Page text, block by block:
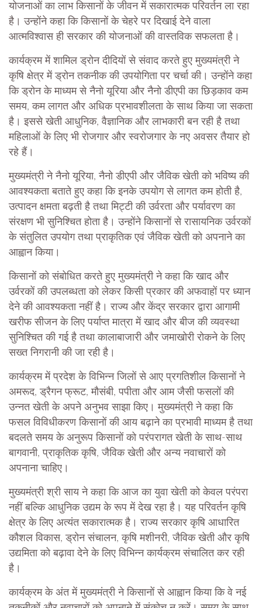
योजनाओं का लाभ किसानों के जीवन में सकारात्मक परिवर्तन ला रहा
है। उन्होंने कहा कि किसानों के चेहरे पर दिखाई देने वाला
आत्मविश्वास ही सरकार की योजनाओं की वास्तविक सफलता है।
कार्यक्रम में शामिल ड्रोन दीदियों से संवाद करते हुए मुख्यमंत्री ने
कृषि क्षेत्र में ड्रोन तकनीक की उपयोगिता पर चर्चा की। उन्होंने कहा
कि ड्रोन के माध्यम से नैनो यूरिया और नैनो डीएपी का छिड़काव कम
समय, कम लागत और अधिक प्रभावशीलता के साथ किया जा सकता
है। इससे खेती आधुनिक, वैज्ञानिक और लाभकारी बन रही है तथा
महिलाओं के लिए भी रोजगार और स्वरोजगार के नए अवसर तैयार हो
रहे हैं।
मुख्यमंत्री ने नैनो यूरिया, नैनो डीएपी और जैविक खेती को भविष्य की
आवश्यकता बताते हुए कहा कि इनके उपयोग से लागत कम होती है,
उत्पादन क्षमता बढ़ती है तथा मिट्टी की उर्वरता और पर्यावरण का
संरक्षण भी सुनिश्चित होता है। उन्होंने किसानों से रासायनिक उर्वरकों
के संतुलित उपयोग तथा प्राकृतिक एवं जैविक खेती को अपनाने का
आह्वान किया।
किसानों को संबोधित करते हुए मुख्यमंत्री ने कहा कि खाद और
उर्वरकों की उपलब्धता को लेकर किसी प्रकार की अफवाहों पर ध्यान
देने की आवश्यकता नहीं है। राज्य और केंद्र सरकार द्वारा आगामी
खरीफ सीजन के लिए पर्याप्त मात्रा में खाद और बीज की व्यवस्था
सुनिश्चित की गई है तथा कालाबाजारी और जमाखोरी रोकने के लिए
सख्त निगरानी की जा रही है।
कार्यक्रम में प्रदेश के विभिन्न जिलों से आए प्रगतिशील किसानों ने
अमरूद, ड्रैगन फ्रूट, मौसंबी, पपीता और आम जैसी फसलों की
उन्नत खेती के अपने अनुभव साझा किए। मुख्यमंत्री ने कहा कि
फसल विविधीकरण किसानों की आय बढ़ाने का प्रभावी माध्यम है तथा
बदलते समय के अनुरूप किसानों को परंपरागत खेती के साथ-साथ
बागवानी, प्राकृतिक कृषि, जैविक खेती और अन्य नवाचारों को
अपनाना चाहिए।
मुख्यमंत्री श्री साय ने कहा कि आज का युवा खेती को केवल परंपरा
नहीं बल्कि आधुनिक उद्यम के रूप में देख रहा है। यह परिवर्तन कृषि
क्षेत्र के लिए अत्यंत सकारात्मक है। राज्य सरकार कृषि आधारित
कौशल विकास, ड्रोन संचालन, कृषि मशीनरी, जैविक खेती और कृषि
उद्यमिता को बढ़ावा देने के लिए विभिन्न कार्यक्रम संचालित कर रही
है।
कार्यक्रम के अंत में मुख्यमंत्री ने किसानों से आह्वान किया कि वे नई